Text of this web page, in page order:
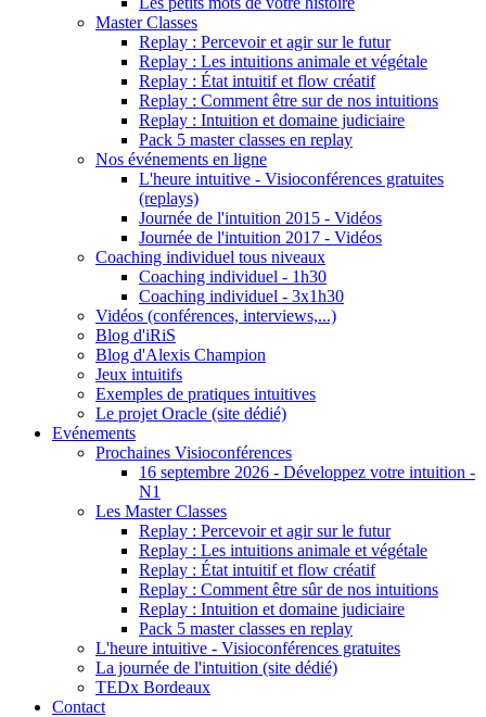
Master Classes
Replay : Percevoir et agir sur le futur
Replay : Les intuitions animale et végétale
Replay : État intuitif et flow créatif
Replay : Comment être sur de nos intuitions
Replay : Intuition et domaine judiciaire
Pack 5 master classes en replay
Nos événements en ligne
L'heure intuitive - Visioconférences gratuites
(replays)
Journée de l'intuition 2015 - Vidéos
Journée de l'intuition 2017 - Vidéos
Coaching individuel tous niveaux
Coaching individuel - 1h30
Coaching individuel - 3x1h30
Vidéos (conférences, interviews,...)
Blog d'iRiS
Blog d'Alexis Champion
Jeux intuitifs
Exemples de pratiques intuitives
Le projet Oracle (site dédié)
Evénements
Prochaines Visioconférences
16 septembre 2026 - Développez votre intuition -
N1
Les Master Classes
Replay : Percevoir et agir sur le futur
Replay : Les intuitions animale et végétale
Replay : État intuitif et flow créatif
Replay : Comment être sûr de nos intuitions
Replay : Intuition et domaine judiciaire
Pack 5 master classes en replay
L'heure intuitive - Visioconférences gratuites
La journée de l'intuition (site dédié)
TEDx Bordeaux
Contact